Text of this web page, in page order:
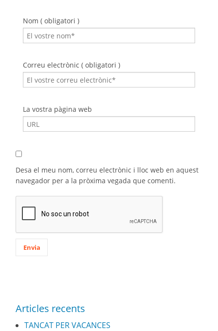
Nom ( obligatori )
Correu electrònic ( obligatori )
La vostra pàgina web
Desa el meu nom, correu electrònic i lloc web en aquest
navegador per a la pròxima vegada que comenti.
Articles recents
TANCAT PER VACANCES